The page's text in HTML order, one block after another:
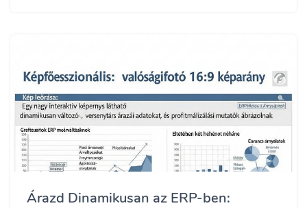
Árazd Dinamikusan az ERP-ben: